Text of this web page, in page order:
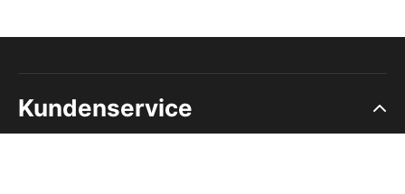
Kundenservice